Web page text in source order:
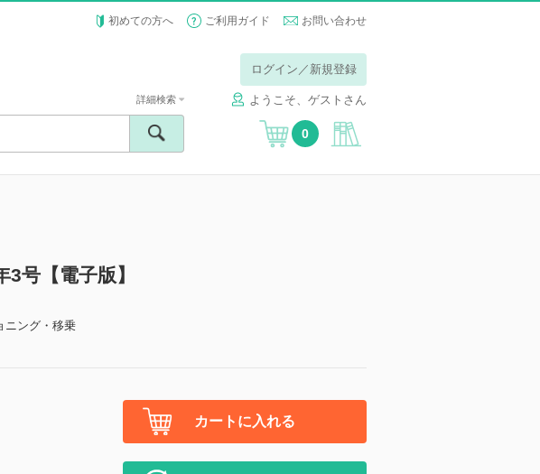
初めての方へ ご利用ガイド お問い合わせ
ログイン／新規登録
ようこそ、ゲストさん
詳細検索
0
号【電子版】
ング・移乗
カートに入れる